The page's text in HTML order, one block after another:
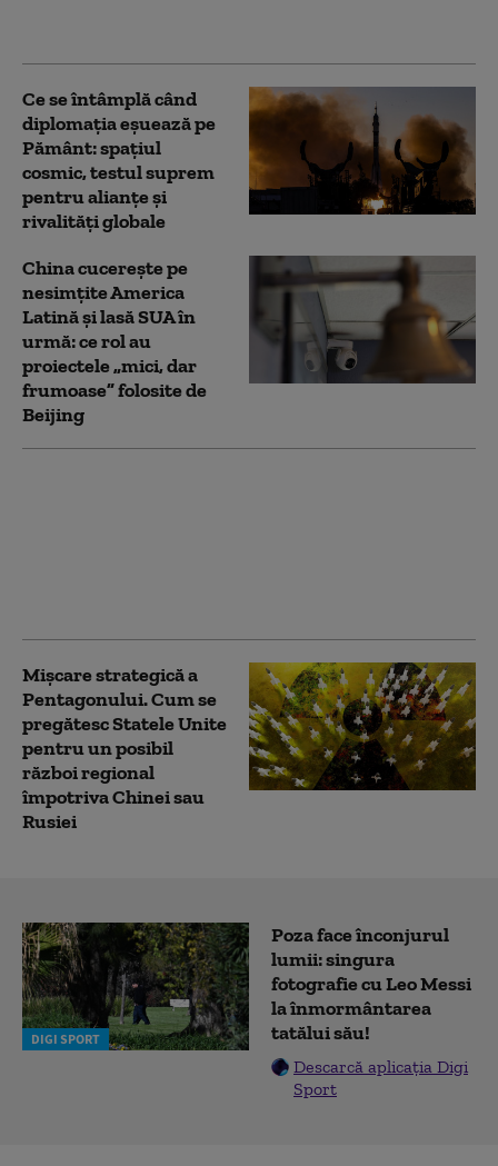
Ce se întâmplă când
diplomația eșuează pe
Pământ: spațiul
cosmic, testul suprem
pentru alianțe și
rivalități globale
China cucerește pe
nesimțite America
Latină și lasă SUA în
urmă: ce rol au
proiectele „mici, dar
frumoase” folosite de
Beijing
Mișcare strategică a
Pentagonului. Cum se
pregătesc Statele Unite
pentru un posibil
război regional
împotriva Chinei sau
Rusiei
DIGI SPORT
Poza face înconjurul
lumii: singura
fotografie cu Leo Messi
la înmormântarea
tatălui său!
Descarcă aplicația Digi
Sport